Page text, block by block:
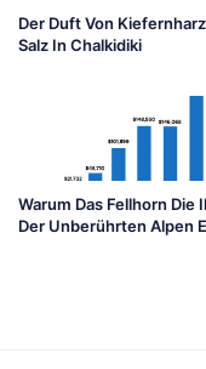
Der Duft Von
Salz In Chalkidiki
Warum Das Fellhorn Die
Der Unberührten Alpen